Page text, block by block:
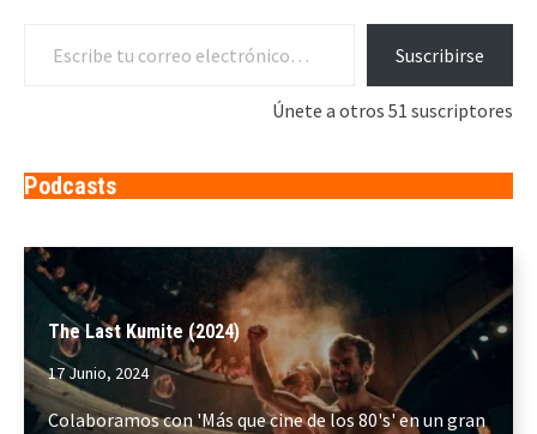
Suscribirse
Únete a otros 51 suscriptores
Podcasts
The Last Kumite (2024)
17 Junio, 2024
Colaboramos con 'Más que cine de los 80's' en un gran